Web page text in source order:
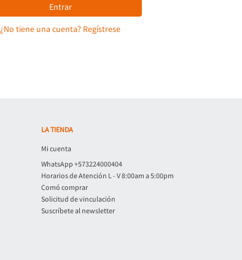
Entrar
¿No tiene una cuenta? Regístrese
LA TIENDA
Mi cuenta
WhatsApp +573224000404
Horarios de Atención L - V 8:00am a 5:00pm
Comó comprar
Solicitud de vinculación
Suscríbete al newsletter